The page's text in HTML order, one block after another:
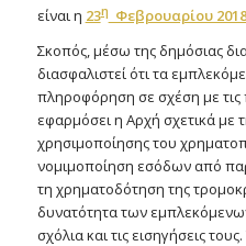
είναι η 23η Φεβρουαρίου
Σκοπός, μέσω της δημόσιας
διασφαλιστεί ότι τα
πληροφόρηση σε σχέση με τις
εφαρμόσει η Αρχή σχετικά με
χρησιμοποίησης του
νομιμοποίηση εσόδων από
τη χρηματοδότηση της
δυνατότητα των
σχόλια και τις εισηγήσεις